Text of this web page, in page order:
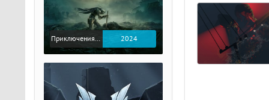
Приключения / Экшен / Ролевые 2024